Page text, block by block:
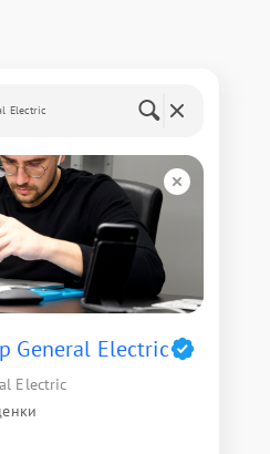
Electric
General Electric
Electric